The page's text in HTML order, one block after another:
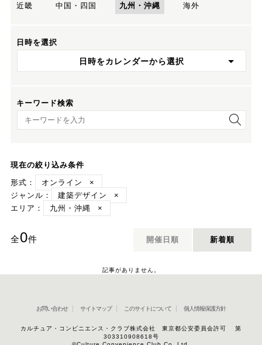
近畿
中国・四国 九州・沖縄 海外
日時を選択
日時をカレンダーから選択
キーワード検索
キーワード検索
現在の絞り込み条件
形式：
オンライン
×
ジャンル：
建築デザイン
×
エリア：
九州・沖縄 ×
全0件 開催日順 新着順
記事がありません。
お問い合わせ サイトマップ このサイトについて 個人情報保護方針
カルチュア・コンビニエンス・クラブ株式会社 東京都公安委員会許可 第
303310908618号